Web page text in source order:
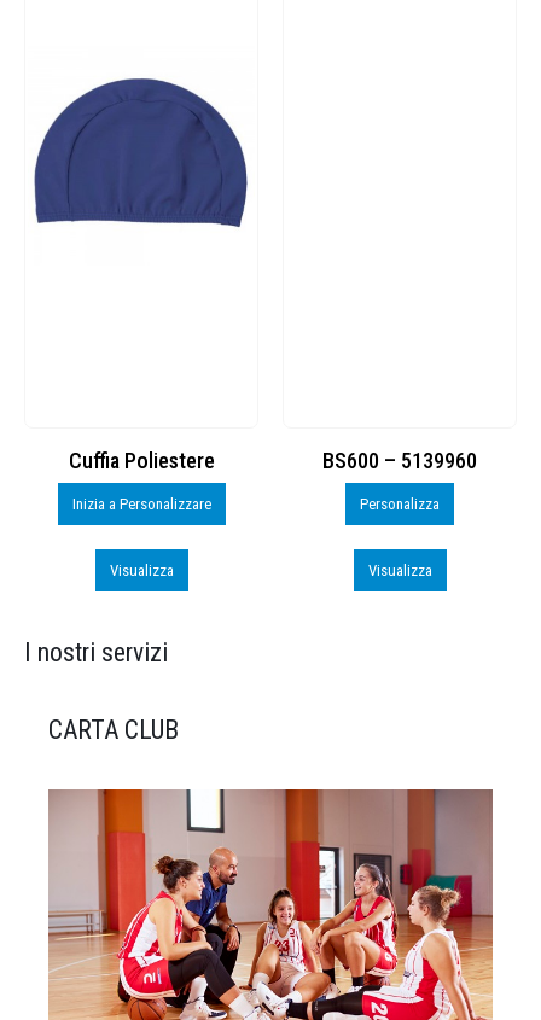
Cuffia Poliestere
Inizia a Personalizzare
Visualizza
BS600 – 5139960
Personalizza
Visualizza
I nostri servizi
CARTA CLUB